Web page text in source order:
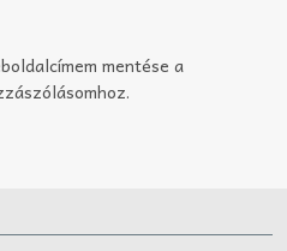
mentése a